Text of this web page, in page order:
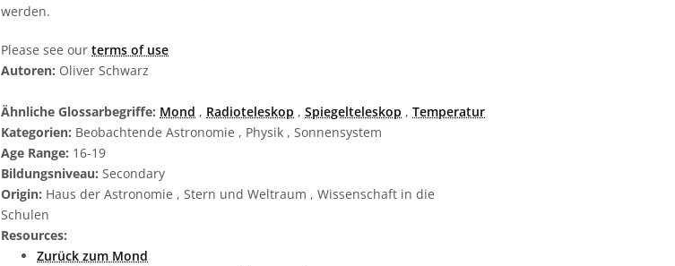
werden.
Please see our terms of use
Autoren: Oliver Schwarz
Ähnliche Glossarbegriffe: Mond , Radioteleskop , Spiegelteleskop , Temperatur
Kategorien: Beobachtende Astronomie , Physik , Sonnensystem
Age Range: 16-19
Bildungsniveau: Secondary
Origin: Haus der Astronomie , Stern und Weltraum , Wissenschaft in die
Schulen
Resources:
Zurück zum Mond